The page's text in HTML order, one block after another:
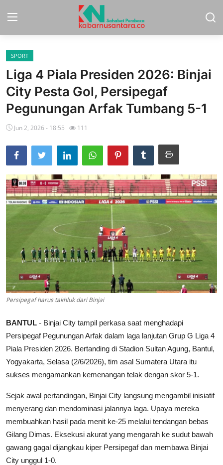
Home
Sport
Nasional
More
Daerah
Politik
Hukum
Opini
SPORT
Liga 4 Piala Presiden 2026: Binjai
City Pesta Gol, Persipegaf
Pegunungan Arfak Tumbang 5-1
Jun 2, 2026 - 18:55 111
Persipegaf harus takhluk dari Binjai
BANTUL - Binjai City tampil perkasa saat menghadapi
Persipegaf Pegunungan Arfak dalam laga lanjutan Grup G Liga 4
Piala Presiden 2026. Bertanding di Stadion Sultan Agung, Bantul,
Yogyakarta, Selasa (2/6/2026), tim asal Sumatera Utara itu
sukses mengamankan kemenangan telak dengan skor 5-1.
Sejak awal pertandingan, Binjai City langsung mengambil inisiatif
menyerang dan mendominasi jalannya laga. Upaya mereka
membuahkan hasil pada menit ke-25 melalui tendangan bebas
Gilang Dimas. Eksekusi akurat yang mengarah ke sudut bawah
gawang gagal dijangkau kiper Persipegaf dan membawa Binjai
City unggul 1-0.